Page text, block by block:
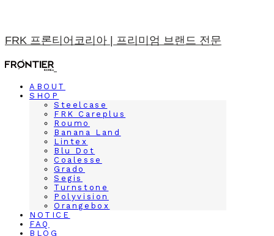
FRK 프론티어코리아 | 프리미엄 브랜드 전문
ABOUT
SHOP
Steelcase
FRK Careplus
Roumo
Banana Land
Lintex
Blu Dot
Coalesse
Grado
Segis
Turnstone
Polyvision
Orangebox
NOTICE
FAQ
BLOG